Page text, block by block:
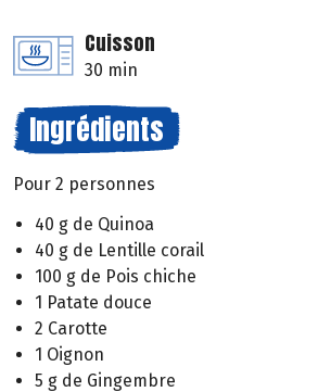
Cuisson
30 min
Ingrédients
Pour 2 personnes
40 g de Quinoa
40 g de Lentille corail
100 g de Pois chiche
1 Patate douce
2 Carotte
1 Oignon
5 g de Gingembre